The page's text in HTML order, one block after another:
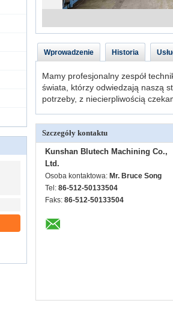
Wprowadzenie Historia
Mamy profesjonalny zespół
świata, którzy odwiedzają naszą
potrzeby, z niecierpliwością
Szczegóły kontaktu
Kunshan Blutech Machining Co.,
Ltd.
Osoba kontaktowa: Mr. Bruce Song
Tel: 86-512-50133504
Faks: 86-512-50133504